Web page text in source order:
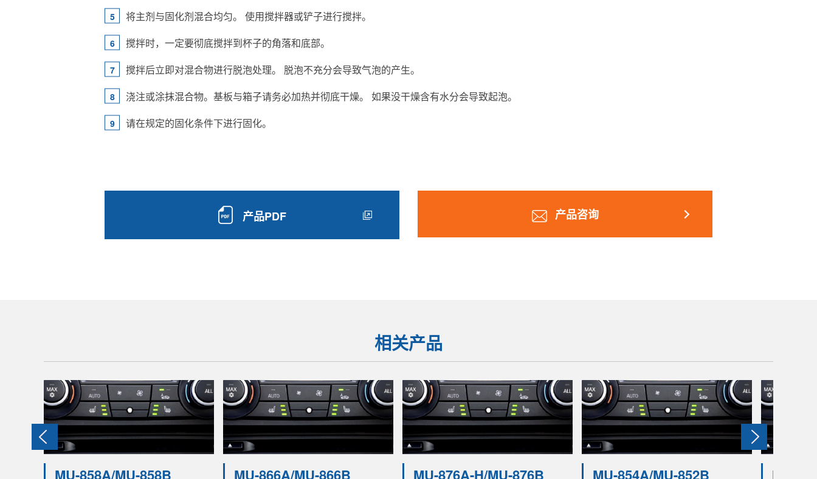
将主剂与固化剂混合均匀。 使用搅拌器或铲子进行搅拌。
搅拌时，一定要彻底搅拌到杯子的角落和底部。
搅拌后立即对混合物进行脱泡处理。 脱泡不充分会导致气泡的产生。
浇注或涂抹混合物。基板与箱子请务必加热并彻底干燥。 如果没干燥含有水分会导致起泡。
请在规定的固化条件下进行固化。
产品PDF 产品咨询
相关产品
MU-858A/MU-858B MU-866A/MU-866B MU-876A-H/MU-876B MU-854A/MU-852B MU-